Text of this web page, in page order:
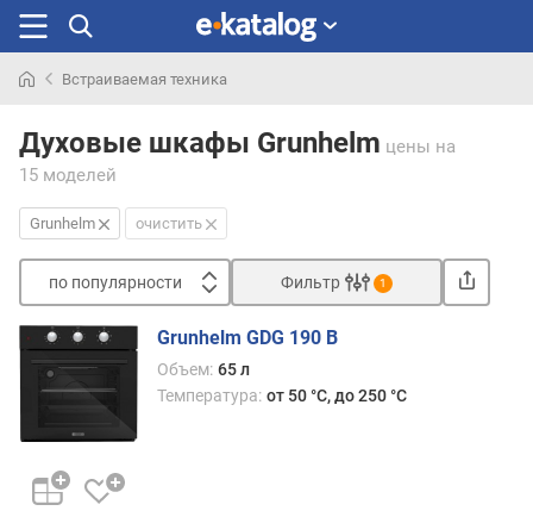
раньше
Встраиваемая техника
Духовые шкафы Grunhelm цены на
15 моделей
Grunhelm очистить
по популярности
п
у
л
Фильтр 1
Grunhelm GDG 190 B
Объем: 65 л
Температура: от 50 °C, до 250 °C